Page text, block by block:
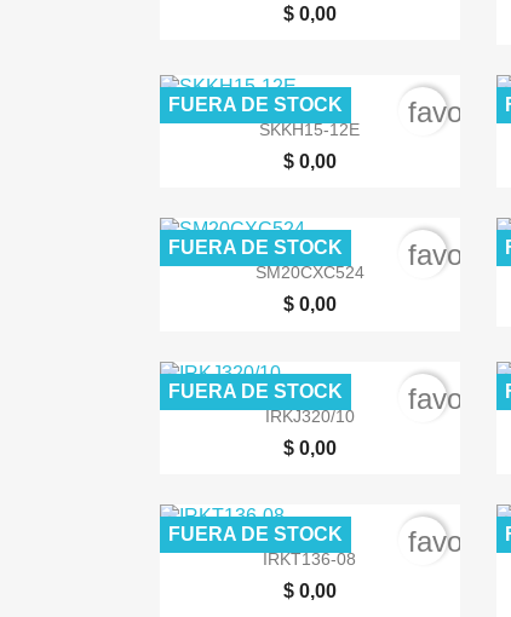
$ 0,00
 Vista rápida
SKKH15-12E
$ 0,00
FUERA DE STOCK
 Vista rápida
SM20CXC524
$ 0,00
FUERA DE STOCK
 Vista rápida
IRKJ320/10
$ 0,00
FUERA DE STOCK
 Vista rápida
IRKT136-08
$ 0,00
FUERA DE STOCK